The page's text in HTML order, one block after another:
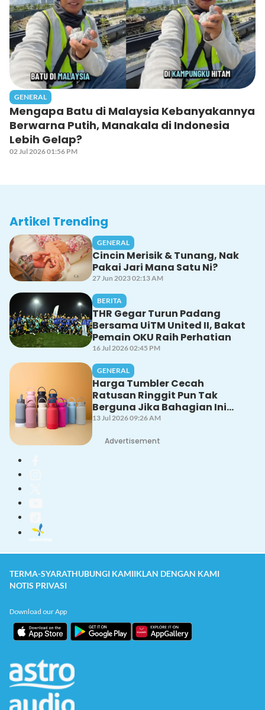
GENERAL
Mengapa Batu di Malaysia Kebanyakannya
Berwarna Putih, Manakala di Indonesia
Lebih Gelap?
02 Jul 2026 01:56 PM
Artikel Trending
GENERAL
Cincin Merisik & Tunang, Nak
Pakai Jari Mana Satu Ni?
27 Jun 2023 02:13 AM
BERITA
THR Gegar Turun Padang
Bersama UiTM United II, Bakat
Pemain OKU Raih Perhatian
16 Jul 2026 02:45 PM
GENERAL
Harga Tumbler Cecah
Ratusan Ringgit Pun Tak
Berguna Jika Bahagian Ini
Tak Dicuci Dengan Betul!
13 Jul 2026 09:26 AM
Advertisement
TERMA-SYARATHUBUNGI KAMIIKLAN DENGAN KAMI
NOTIS PRIVASI
Download our App